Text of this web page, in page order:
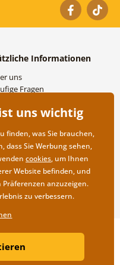
Informationen
uns
Fragen
und
Dovido.at.
Shop erstellt von
uns wichtig
finden, was Sie brauchen,
dass Sie Werbung sehen,
cookies, um Ihnen
Website befinden, und
anzuzeigen.
zu verbessern.